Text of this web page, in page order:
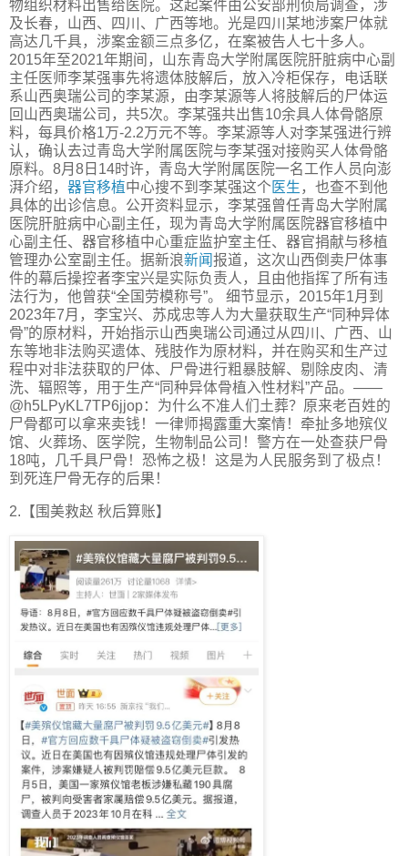
物组织材料出售给医院。这起案件由公安部刑侦局调查，涉
及长春，山西、四川、广西等地。光是四川某地涉案尸体就
高达几千具，涉案金额三点多亿，在案被告人七十多人。
2015年至2021年期间，山东青岛大学附属医院肝脏病中心副
主任医师李某强事先将遗体肢解后，放入冷柜保存，电话联
系山西奥瑞公司的李某源，由李某源等人将肢解后的尸体运
回山西奥瑞公司，共5次。李某强共出售10余具人体骨骼原
料，每具价格1万-2.2万元不等。李某源等人对李某强进行辨
认，确认去过青岛大学附属医院与李某强对接购买人体骨骼
原料。8月8日14时许，青岛大学附属医院一名工作人员向澎
湃介绍， 器官移植中心搜不到李某强这个 医生，也查不到他
具体的出诊信息。公开资料显示，李某强曾任青岛大学附属
医院肝脏病中心副主任，现为青岛大学附属医院器官移植中
心副主任、器官移植中心重症监护室主任、器官捐献与移植
管理办公室副主任。据新浪新闻报道，这次山西倒卖尸体事
件的幕后操控者李宝兴是实际负责人，且由他指挥了所有违
法行为，他曾获“全国劳模称号”。 细节显示，2015年1月到
2023年7月，李宝兴、苏成忠等人为大量获取生产“同种异体
骨”的原材料，开始指示山西奥瑞公司通过从四川、广西、山
东等地非法购买遗体、残肢作为原材料，并在购买和生产过
程中对非法获取的尸体、尸骨进行粗暴肢解、剔除皮肉、清
洗、辐照等，用于生产“同种异体骨植入性材料”产品。——
@h5LPyKL7TP6jjop：为什么不准人们土葬？原来老百姓的
尸骨都可以拿来卖钱！一律师揭露重大案情！牵扯多地殡仪
馆、火葬场、医学院，生物制品公司！警方在一处查获尸骨
18吨，几千具尸骨！恐怖之极！这是为人民服务到了极点！
到死连尸骨无存的后果！
2.【围美救赵 秋后算账】